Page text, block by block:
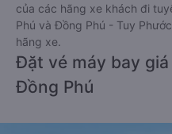
của các hãng xe khách đi
Phú và Đồng Phú - Tuy
hãng xe.
Đặt vé máy bay
Đồng Phú